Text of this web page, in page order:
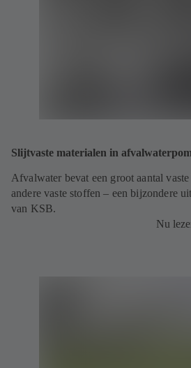
Slijtvaste materialen in
Afvalwater bevat een groot aantal
andere vaste stoffen – een bijzondere
van KSB.
Nu